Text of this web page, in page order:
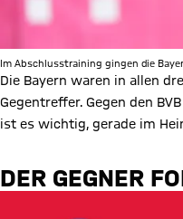
Im Abschlusstraining gingen die
Die Bayern waren in allen
Gegentreffer. Gegen den
ist es wichtig, gerade im
DER GEGNER